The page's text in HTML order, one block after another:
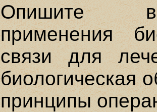
Опишите
применения
связи для
биологическая
принципы